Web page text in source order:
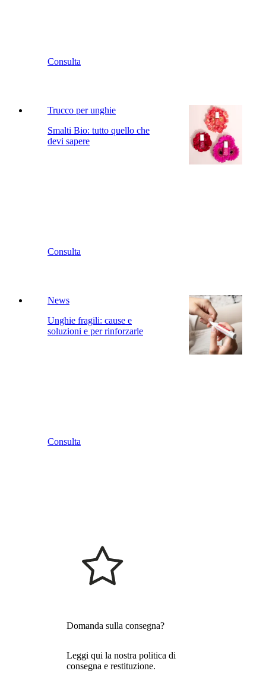
Consulta
Trucco per unghie
Smalti Bio: tutto quello che
devi sapere
Consulta
News
Unghie fragili: cause e
soluzioni e per rinforzarle
Consulta
Domanda sulla consegna?
Leggi qui la nostra politica di
consegna e restituzione.